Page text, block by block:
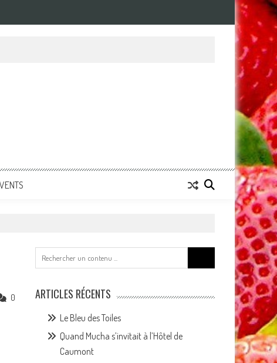
0
for:
ARTICLES RÉCENTS
Le Bleu des Toiles
Quand Mucha s’invitait à l’Hôtel de
Caumont